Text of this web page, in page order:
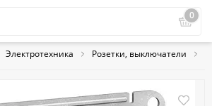
0
Электротехника Розетки, выключатели